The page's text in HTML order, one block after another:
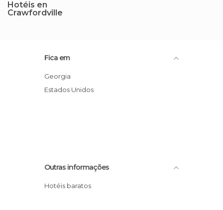
Hotéis en
Crawfordville
Fica em
Georgia
Estados Unidos
Outras informações
Hotéis baratos